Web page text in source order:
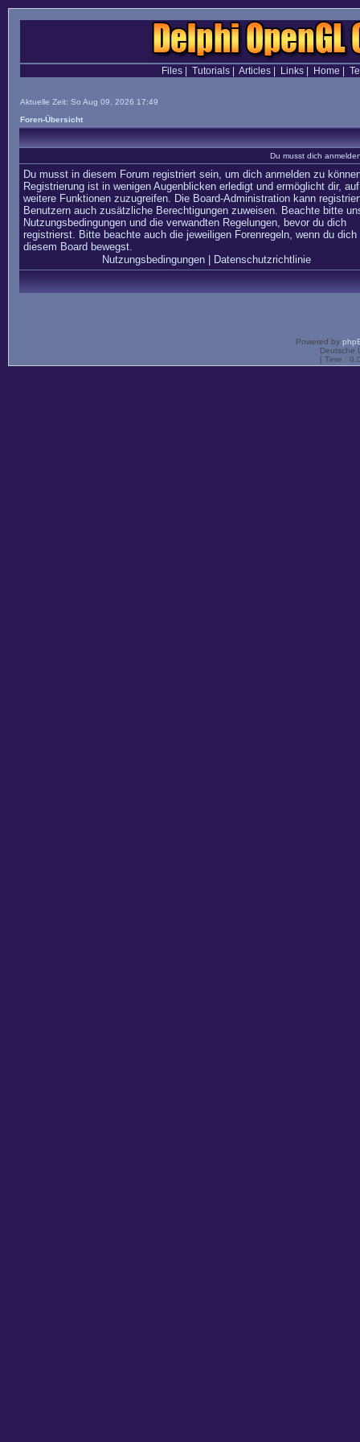
Files| Tutorials| Articles| Links| Home
Aktuelle Zeit: So Aug 09, 2026 17:49
Foren-Übersicht
Du musst dich
Du musst in diesem Forum registriert sein, um dich anmelden zu
Registrierung ist in wenigen Augenblicken erledigt und ermöglicht dir, auf
weitere Funktionen zuzugreifen. Die Board-Administration kann
Benutzern auch zusätzliche Berechtigungen zuweisen. Beachte bitte
Nutzungsbedingungen und die verwandten Regelungen, bevor du dich
registrierst. Bitte beachte auch die jeweiligen Forenregeln, wenn du dich
diesem Board bewegst.
Nutzungsbedingungen| Datenschutzrichtlinie
Powered by
Deutsche
[ Time :